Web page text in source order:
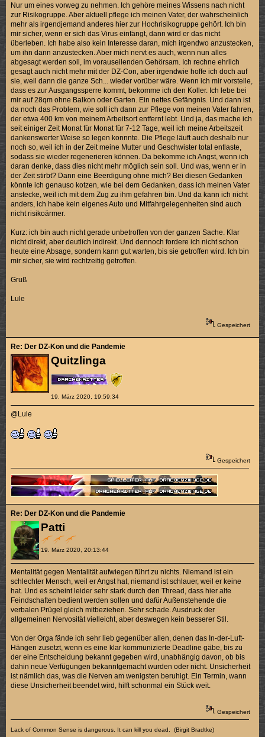
Nur um eines vorweg zu nehmen. Ich gehöre meines Wissens nach nicht
zur Risikogruppe. Aber aktuell pflege ich meinen Vater, der wahrscheinlich
mehr als irgendjemand anderes hier zur Hochrisikogruppe gehört. Ich bin
mir sicher, wenn er sich das Virus einfängt, dann wird er das nicht
überleben. Ich habe also kein Interesse daran, mich irgendwo anzustecken,
um ihn dann anzustecken. Aber mich nervt es auch, wenn nun alles
abgesagt werden soll, im vorauseilenden Gehörsam. Ich rechne ehrlich
gesagt auch nicht mehr mit der DZ-Con, aber irgendwie hoffe ich doch auf
sie, weil dann die ganze Sch... wieder vorüber wäre. Wenn ich mir vorstelle,
dass es zur Ausgangssperre kommt, bekomme ich den Koller. Ich lebe bei
mir auf 28qm ohne Balkon oder Garten. Ein nettes Gefängnis. Und dann ist
da noch das Problem, wie soll ich dann zur Pflege von meinen Vater fahren,
der etwa 400 km von meinem Arbeitsort entfernt lebt. Und ja, das mache ich
seit einiger Zeit Monat für Monat für 7-12 Tage, weil ich meine Arbeitszeit
dankenswerter Weise so legen konnnte. Die Pflege läuft auch deshalb nur
noch so, weil ich in der Zeit meine Mutter und Geschwister total entlaste,
sodass sie wieder regenerieren können. Da bekomme ich Angst, wenn ich
daran denke, dass dies nicht mehr möglich sein soll. Und was, wenn er in
der Zeit stirbt? Dann eine Beerdigung ohne mich? Bei diesen Gedanken
könnte ich genauso kotzen, wie bei dem Gedanken, dass ich meinen Vater
anstecke, weil ich mit dem Zug zu ihm gefahren bin. Und da kann ich nicht
anders, ich habe kein eigenes Auto und Mitfahrgelegenheiten sind auch
nicht risikoärmer.
Kurz: ich bin auch nicht gerade unbetroffen von der ganzen Sache. Klar
nicht direkt, aber deutlich indirekt. Und dennoch fordere ich nicht schon
heute eine Absage, sondern kann gut warten, bis sie getroffen wird. Ich bin
mir sicher, sie wird rechtzeitig getroffen.
Gruß
Lule
Gespeichert
Quitzlinga
19. März 2020, 19:59:34
Re: Der DZ-Kon und die Pandemie
@Lule
Gespeichert
Patti
19. März 2020, 20:13:44
Re: Der DZ-Kon und die Pandemie
Mentalität gegen Mentalität aufwiegen führt zu nichts. Niemand ist ein
schlechter Mensch, weil er Angst hat, niemand ist schlauer, weil er keine
hat. Und es scheint leider sehr stark durch den Thread, dass hier alte
Feindschaften bedient werden sollen und dafür Außenstehende die
verbalen Prügel gleich mitbeziehen. Sehr schade. Ausdruck der
allgemeinen Nervosität vielleicht, aber deswegen kein besserer Stil.
Von der Orga fände ich sehr lieb gegenüber allen, denen das In-der-Luft-
Hängen zusetzt, wenn es eine klar kommunizierte Deadline gäbe, bis zu
der eine Entscheidung bekannt gegeben wird, unabhängig davon, ob bis
dahin neue Verfügungen bekanntgemacht wurden oder nicht. Unsicherheit
ist nämlich das, was die Nerven am wenigsten beruhigt. Ein Termin, wann
diese Unsicherheit beendet wird, hilft schonmal ein Stück weit.
Gespeichert
Lack of Common Sense is dangerous. It can kill you dead. (Birgit Bradtke)